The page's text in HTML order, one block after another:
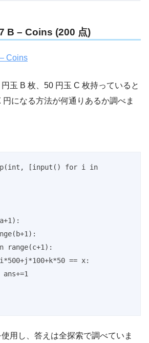
B – Coins (200 点)
Coins
玉 B 枚、50 円玉 C 枚持っていると
円になる方法が何通りあるか調べま
[input() for i in
用し、答えは全探索で調べていま